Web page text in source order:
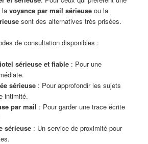
lavoyance par mail sérieuse ou la
sont des alternatives très prisées.
de consultation disponibles :
sérieuse et fiable: Pour une
sérieuse: Pour approfondir les sujets
intimité.
par mail : Pour garder une trace écrite
sérieuse: Un service de proximité pour